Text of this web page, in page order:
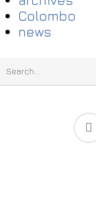
Colombo
news